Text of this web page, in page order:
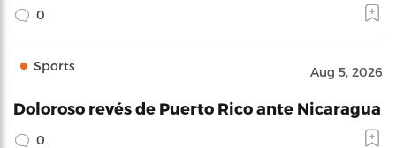
0
Sports Aug 5, 2026
Doloroso revés de Puerto Rico ante Nicaragua
0